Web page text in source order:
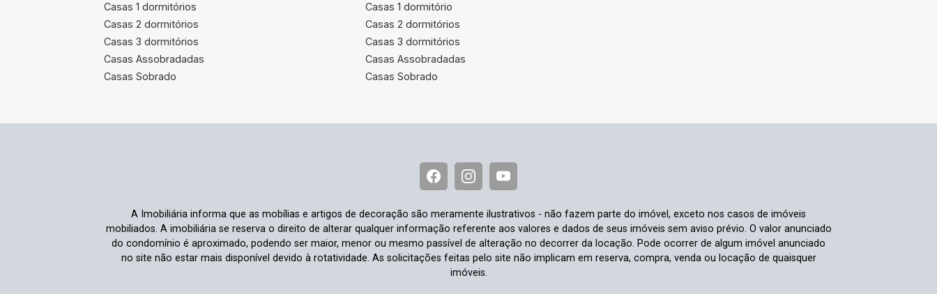
Casas 1 dormitórios
Casas 2 dormitórios
Casas 3 dormitórios
Casas Assobradadas
Casas Sobrado
Casas 1 dormitório
Casas 2 dormitórios
Casas 3 dormitórios
Casas Assobradadas
Casas Sobrado
A Imobiliária informa que as mobílias e artigos de decoração são meramente ilustrativos - não fazem parte do imóvel, exceto nos casos de imóveis
mobiliados. A imobiliária se reserva o direito de alterar qualquer informação referente aos valores e dados de seus imóveis sem aviso prévio. O valor anunciado
do condomínio é aproximado, podendo ser maior, menor ou mesmo passível de alteração no decorrer da locação. Pode ocorrer de algum imóvel anunciado
no site não estar mais disponível devido à rotatividade. As solicitações feitas pelo site não implicam em reserva, compra, venda ou locação de quaisquer
imóveis.